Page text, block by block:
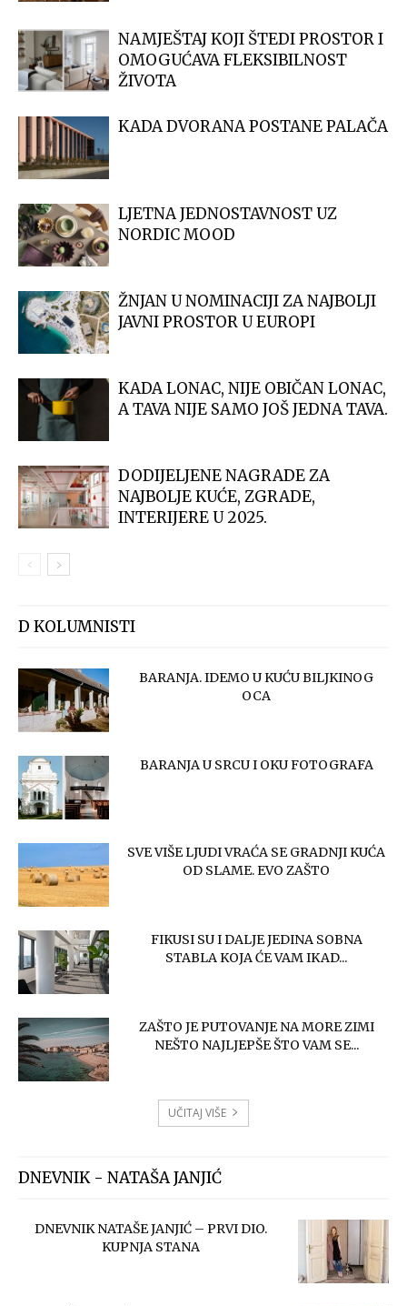
NAMJEŠTAJ KOJI ŠTEDI PROSTOR I
OMOGUĆAVA FLEKSIBILNOST
ŽIVOTA
KADA DVORANA POSTANE PALAČA
LJETNA JEDNOSTAVNOST UZ
NORDIC MOOD
ŽNJAN U NOMINACIJI ZA NAJBOLJI
JAVNI PROSTOR U EUROPI
KADA LONAC, NIJE OBIČAN LONAC,
A TAVA NIJE SAMO JOŠ JEDNA TAVA.
DODIJELJENE NAGRADE ZA
NAJBOLJE KUĆE, ZGRADE,
INTERIJERE U 2025.
D KOLUMNISTI
BARANJA. IDEMO U KUĆU BILJKINOG
OCA
BARANJA U SRCU I OKU FOTOGRAFA
SVE VIŠE LJUDI VRAĆA SE GRADNJI KUĆA
OD SLAME. EVO ZAŠTO
FIKUSI SU I DALJE JEDINA SOBNA
STABLA KOJA ĆE VAM IKAD...
ZAŠTO JE PUTOVANJE NA MORE ZIMI
NEŠTO NAJLJEPŠE ŠTO VAM SE...
UČITAJ VIŠE
DNEVNIK - NATAŠA JANJIĆ
DNEVNIK NATAŠE JANJIĆ – PRVI DIO.
KUPNJA STANA